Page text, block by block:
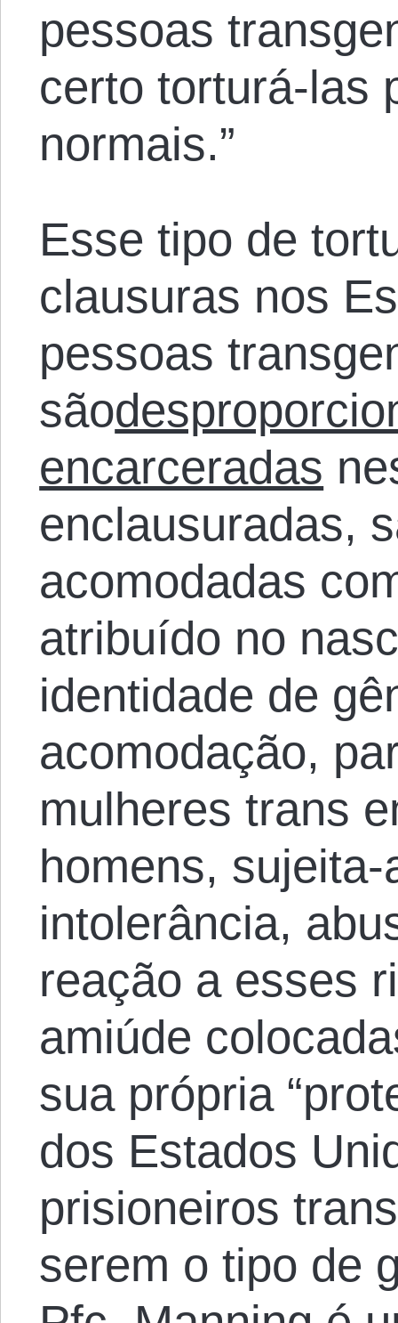
pessoas
certo torturá-las
normais.”
Esse tipo de
clausuras nos
pessoas
são
encarceradas
enclausuradas,
acomodadas
atribuído no
identidade de
acomodação,
mulheres trans
homens,
intolerância,
reação a esses
amiúde
sua própria
dos Estados
prisioneiros
serem o tipo de